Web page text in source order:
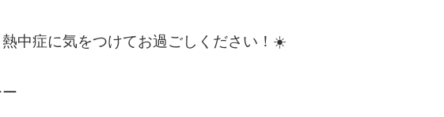
中症に気をつけてお過ごしください！☀️